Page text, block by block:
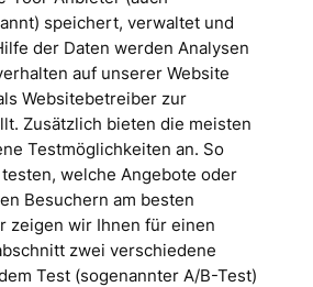
speichert, verwaltet und
der Daten werden Analysen
auf unserer Website
Websitebetreiber zur
Zusätzlich bieten die meisten
Testmöglichkeiten an. So
welche Angebote oder
Besuchern am besten
zeigen wir Ihnen für einen
zwei verschiedene
Test (sogenannter A/B-Test)